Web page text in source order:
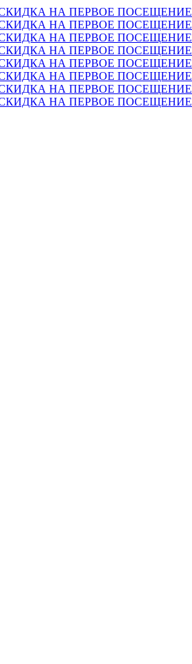
СКИДКА НА ПЕРВОЕ ПОСЕЩЕНИЕ
СКИДКА НА ПЕРВОЕ ПОСЕЩЕНИЕ
СКИДКА НА ПЕРВОЕ ПОСЕЩЕНИЕ
СКИДКА НА ПЕРВОЕ ПОСЕЩЕНИЕ
СКИДКА НА ПЕРВОЕ ПОСЕЩЕНИЕ
СКИДКА НА ПЕРВОЕ ПОСЕЩЕНИЕ
СКИДКА НА ПЕРВОЕ ПОСЕЩЕНИЕ
СКИДКА НА ПЕРВОЕ ПОСЕЩЕНИЕ